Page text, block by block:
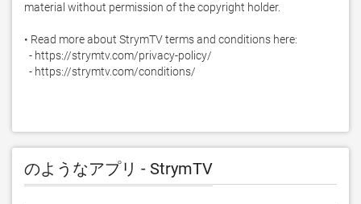
material without permission of the copyright holder.
• Read more about StrymTV terms and conditions here:
  - https://strymtv.com/conditions/
のようなアプリ - StrymTV